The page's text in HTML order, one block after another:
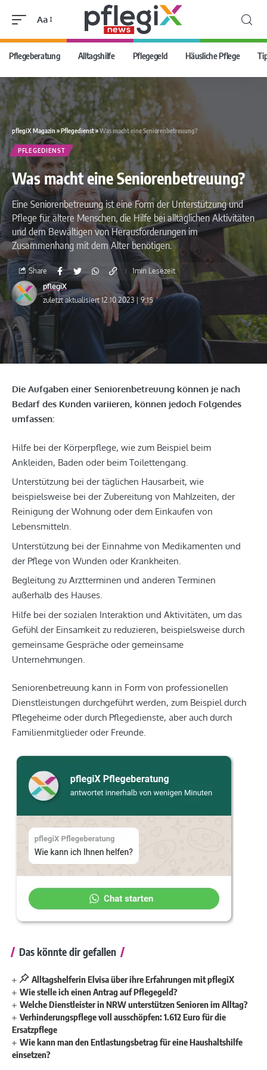
Aa
Pflegeberatung Alltagshilfe Pflegegeld Häusliche Pflege
pflegiX Magazin »Pflegedienst»Was macht eine Seniorenbetreuung?
PFLEGEDIENST
Was macht eine Seniorenbetreuung?
Eine Seniorenbetreuung ist eine Form der Unterstützung und
Pflege für ältere Menschen, die Hilfe bei alltäglichen Aktivitäten
und dem Bewältigen von Herausforderungen im
Zusammenhang mit dem Alter benötigen.
zuletzt aktualisiert 12.10.2023 | 9:15
pflegiX
Share 1min Lesezeit
Die Aufgaben einer Seniorenbetreuung können je nach
Bedarf des Kunden variieren, können jedoch Folgendes
umfassen:
Hilfe bei der Körperpflege, wie zum Beispiel beim
Ankleiden, Baden oder beim Toilettengang.
Unterstützung bei der täglichen Hausarbeit, wie
beispielsweise bei der Zubereitung von Mahlzeiten, der
Reinigung der Wohnung oder dem Einkaufen von
Lebensmitteln.
Unterstützung bei der Einnahme von Medikamenten und
der Pflege von Wunden oder Krankheiten.
Begleitung zu Arztterminen und anderen Terminen
außerhalb des Hauses.
Hilfe bei der sozialen Interaktion und Aktivitäten, um das
Gefühl der Einsamkeit zu reduzieren, beispielsweise durch
gemeinsame Gespräche oder gemeinsame
Unternehmungen.
Seniorenbetreuung kann in Form von professionellen
Dienstleistungen durchgeführt werden, zum Beispiel durch
Pflegeheime oder durch Pflegedienste, aber auch durch
Familienmitglieder oder Freunde.
Das könnte dir gefallen
Alltagshelferin Elvisa über ihre Erfahrungen mit pflegiX
Wie stelle ich einen Antrag auf Pflegegeld?
Welche Dienstleister in NRW unterstützen Senioren im Alltag?
Verhinderungspflege voll ausschöpfen: 1.612 Euro für die
Ersatzpflege
Wie kann man den Entlastungsbetrag für eine Haushaltshilfe
einsetzen?